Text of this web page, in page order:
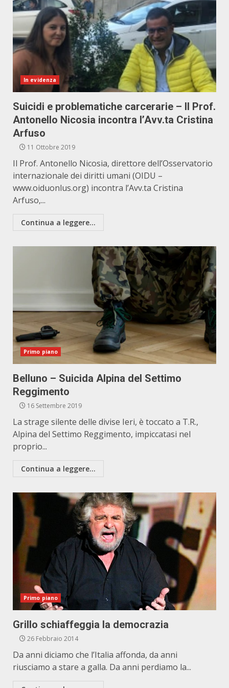
In evidenza
Suicidi e problematiche carcerarie – Il Prof.
Antonello Nicosia incontra l’Avv.ta Cristina
Arfuso
11 Ottobre 2019
Il Prof. Antonello Nicosia, direttore dell’Osservatorio
internazionale dei diritti umani (OIDU –
www.oiduonlus.org) incontra l’Avv.ta Cristina
Arfuso,...
Continua a leggere...
Primo piano
Belluno – Suicida Alpina del Settimo
Reggimento
16 Settembre 2019
La strage silente delle divise Ieri, è toccato a T.R.,
Alpina del Settimo Reggimento, impiccatasi nel
proprio...
Continua a leggere...
Primo piano
Grillo schiaffeggia la democrazia
26 Febbraio 2014
Da anni diciamo che l’Italia affonda, da anni
riusciamo a stare a galla. Da anni perdiamo la...